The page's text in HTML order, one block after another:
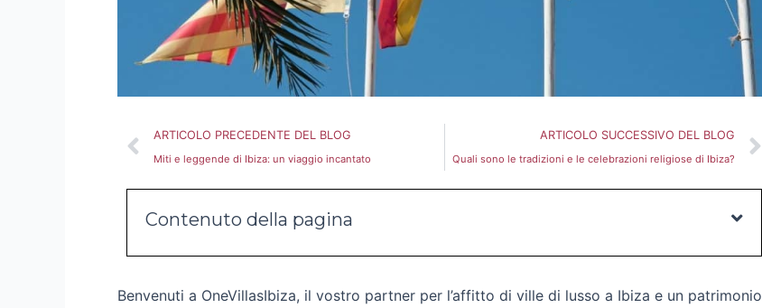
Precedente
ARTICOLO PRECEDENTE DEL BLOG
Miti e leggende di Ibiza: un viaggio incantato
ARTICOLO SUCCESSIVO DEL BLOG
Quali sono le tradizioni e le celebrazioni religiose di Ibiza?
Contenuto della pagina
Benvenuti a OneVillasIbiza, il vostro partner per l’affitto di ville di lusso a Ibiza e un patrimonio